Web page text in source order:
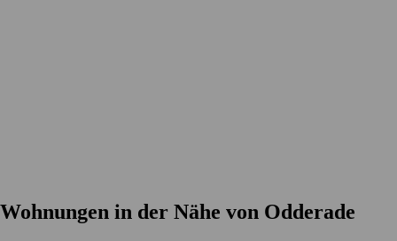
Wohnungen in der Nähe von Odderade